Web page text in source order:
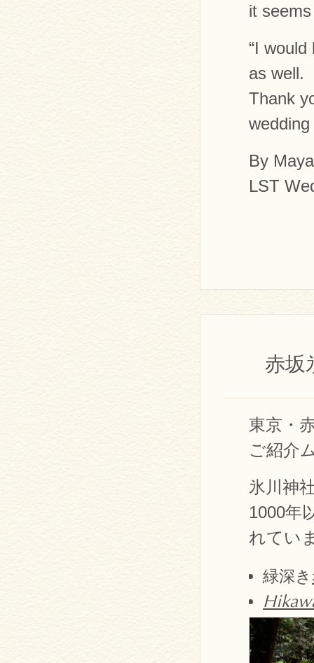
it
“I
as well.
Thank
wedding
By
LST
赤坂
東京・
ご紹介
氷川神
1000年
れてい
緑深き